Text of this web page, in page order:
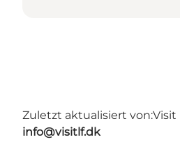
Zuletzt aktualisiert von:Visit
info@visitlf.dk